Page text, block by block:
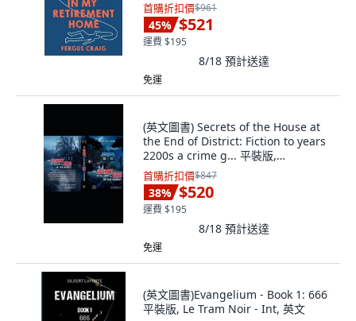
首購折扣價$961
45% $521
運費 $195
8/18 預計送達
免運
(英文圖書) Secrets of the House at
the End of District: Fiction to years
2200s a crime g... 平裝版,
Independently Published, 英文
首購折扣價$847
38% $520
運費 $195
8/18 預計送達
免運
(英文圖書)Evangelium - Book 1: 666
平裝版, Le Tram Noir - Int, 英文